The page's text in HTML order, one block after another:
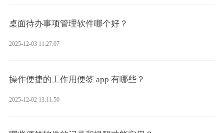
桌面待办事项管理软件哪个好？
2025-12-03 11:27:07
操作便捷的工作用便签 app 有哪些？
2025-12-02 13:11:50